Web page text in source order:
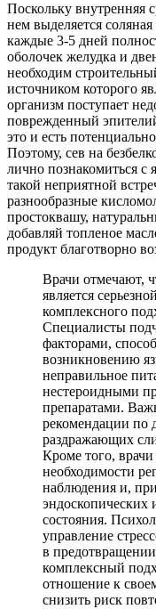
Поскольку внутренняя
нем выделяется
каждые 3-5 дней
оболочек желудка и
необходим
источником которого
организм поступает
поврежденный
это и есть
Поэтому, сев на
лично познакомиться с
такой неприятной
разнообразные
простоквашу,
добавляй топленое
продукт благотворно
Врачи отмечают,
является
комплексного
Специалисты
факторами,
возникновению
неправильное
нестероидными
препаратами.
рекомендации по
раздражающих
Кроме того,
необходимости
наблюдения и,
эндоскопических
состояния.
управление
в
комплексный
отношение к
снизить риск